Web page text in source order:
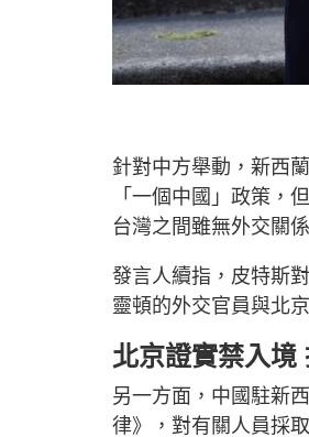
針對中方舉動，新西
「一個中國」政策，
台灣之間雖無外交關
發言人續指，皮特斯
靈頓的外交官員與北
北京證實禁入境
另一方面，中國駐新
律》，對有關人員採